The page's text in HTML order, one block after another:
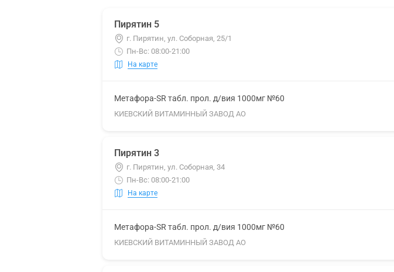
Пирятин 5
г. Пирятин, ул. Соборная, 25/1
Пн-Вс: 08:00-21:00
На карте
Метафора-SR табл. прол. д/вия 1000мг №60
КИЕВСКИЙ ВИТАМИННЫЙ ЗАВОД АО
Пирятин 3
г. Пирятин, ул. Соборная, 34
Пн-Вс: 08:00-21:00
На карте
Метафора-SR табл. прол. д/вия 1000мг №60
КИЕВСКИЙ ВИТАМИННЫЙ ЗАВОД АО